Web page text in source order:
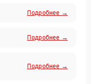
Подробнее →
Подробнее →
Подробнее →